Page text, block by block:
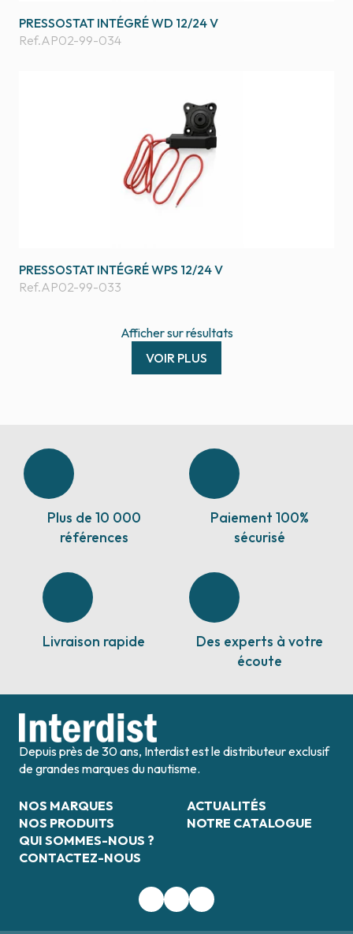
PRESSOSTAT INTÉGRÉ WD 12/24 V
Ref.AP02-99-034
PRESSOSTAT INTÉGRÉ WPS 12/24 V
Ref.AP02-99-033
Affichersurrésultats
VOIR PLUS
Plus de 10 000
références
Paiement 100%
sécurisé
Livraison rapide
Des experts à votre
écoute
Depuis près de 30 ans, Interdist est le distributeur exclusif
de grandes marques du nautisme.
NOS MARQUES
NOS PRODUITS
QUI SOMMES-NOUS ?
CONTACTEZ-NOUS
ACTUALITÉS
NOTRE CATALOGUE